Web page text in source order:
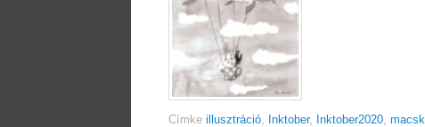
Címke illusztráció Inktober, Inktober2020